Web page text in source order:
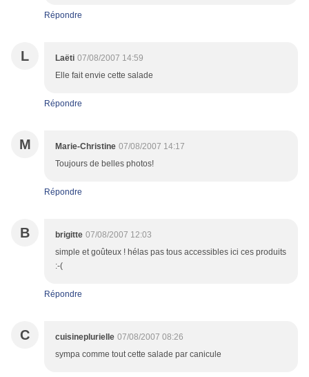
Répondre
L Laëti 07/08/2007 14:59
Elle fait envie cette salade
Répondre
M Marie-Christine 07/08/2007 14:17
Toujours de belles photos!
Répondre
B brigitte 07/08/2007 12:03
simple et goûteux ! hélas pas tous accessibles ici ces produits
:-(
Répondre
C cuisineplurielle 07/08/2007 08:26
sympa comme tout cette salade par canicule